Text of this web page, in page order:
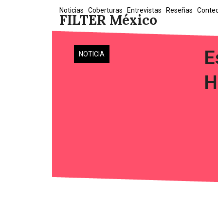
FILTER México
Noticias Coberturas Entrevistas Reseñas
NOTICIA